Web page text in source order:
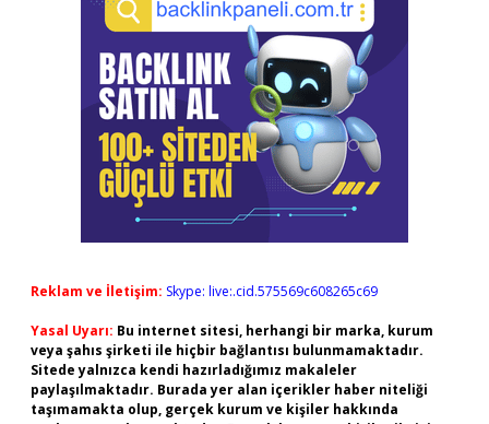
Reklam ve İletişim: Skype: live:.cid.575569c608265c69
Yasal Uyarı: Bu internet sitesi, herhangi bir marka, kurum
veya şahıs şirketi ile hiçbir bağlantısı bulunmamaktadır.
Sitede yalnızca kendi hazırladığımız makaleler
paylaşılmaktadır. Burada yer alan içerikler haber niteliği
taşımamakta olup, gerçek kurum ve kişiler hakkında